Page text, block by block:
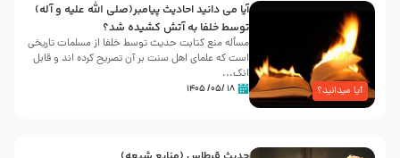
آیا میدانید؟
آیا می دانید احادیث پیامبر(صلی الله علیه و آله)
توسط خلفا به آتش کشیده شد؟
مسأله منع کتابت حدیث توسط خلفا از مسلمات تاریخی
است که علمای اهل سنت بر آن تصریح کرده اند و قابل
انک...
۱۸ /۰۵/ ۱۴۰۵